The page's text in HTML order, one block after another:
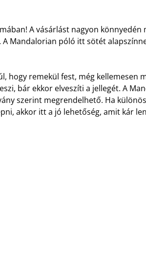
A vásárlást nagyon könnyedén
Mandalorian póló itt sötét
hogy remekül fest, még kellemesen
bár ekkor elveszíti a jellegét. A
szerint megrendelhető. Ha
akkor itt a jó lehetőség, amit kár